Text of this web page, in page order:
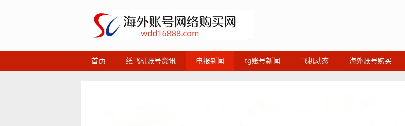
首页 纸飞机账号资讯 电报新闻 tg账号新闻 飞机动态 海外账号购买